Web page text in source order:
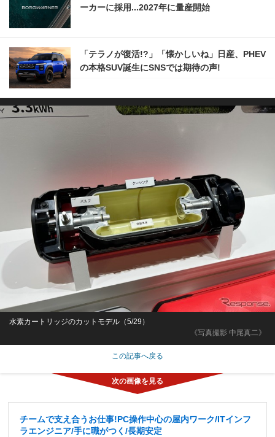
ーカーに採用...2027年に量産開始
「テラノが復活!?」「懐かしいね」日産、PHEV
の本格SUV誕生にSNSでは期待の声!
《写真撮影 中尾真二》
水素カートリッジのカットモデル（5/29）
この記事へ戻る
チームで支え合うお仕事!PC操作中心の屋内ワーク/ITインフ
ラエンジニア/手に職がつく/長期安定